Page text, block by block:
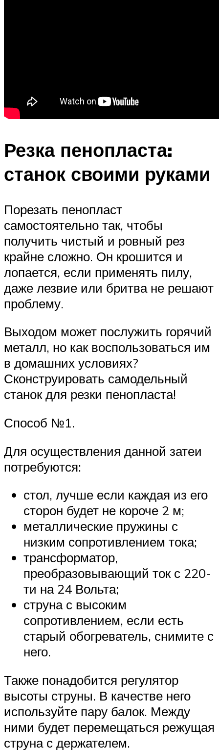
Резка пенопласта:
станок своими руками
Порезать пенопласт
самостоятельно так, чтобы
получить чистый и ровный рез
крайне сложно. Он крошится и
лопается, если применять пилу,
даже лезвие или бритва не решают
проблему.
Выходом может послужить горячий
металл, но как воспользоваться им
в домашних условиях?
Сконструировать самодельный
станок для резки пенопласта!
Способ №1.
Для осуществления данной затеи
потребуются:
стол, лучше если каждая из его
сторон будет не короче 2 м;
металлические пружины с
низким сопротивлением тока;
трансформатор,
преобразовывающий ток с 220-
ти на 24 Вольта;
струна с высоким
сопротивлением, если есть
старый обогреватель, снимите с
него.
Также понадобится регулятор
высоты струны. В качестве него
используйте пару балок. Между
ними будет перемещаться режущая
струна с держателем.